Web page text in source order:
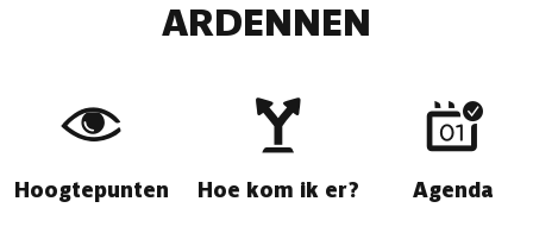
ARDENNEN
Hoogtepunten Hoe kom ik er? Agenda